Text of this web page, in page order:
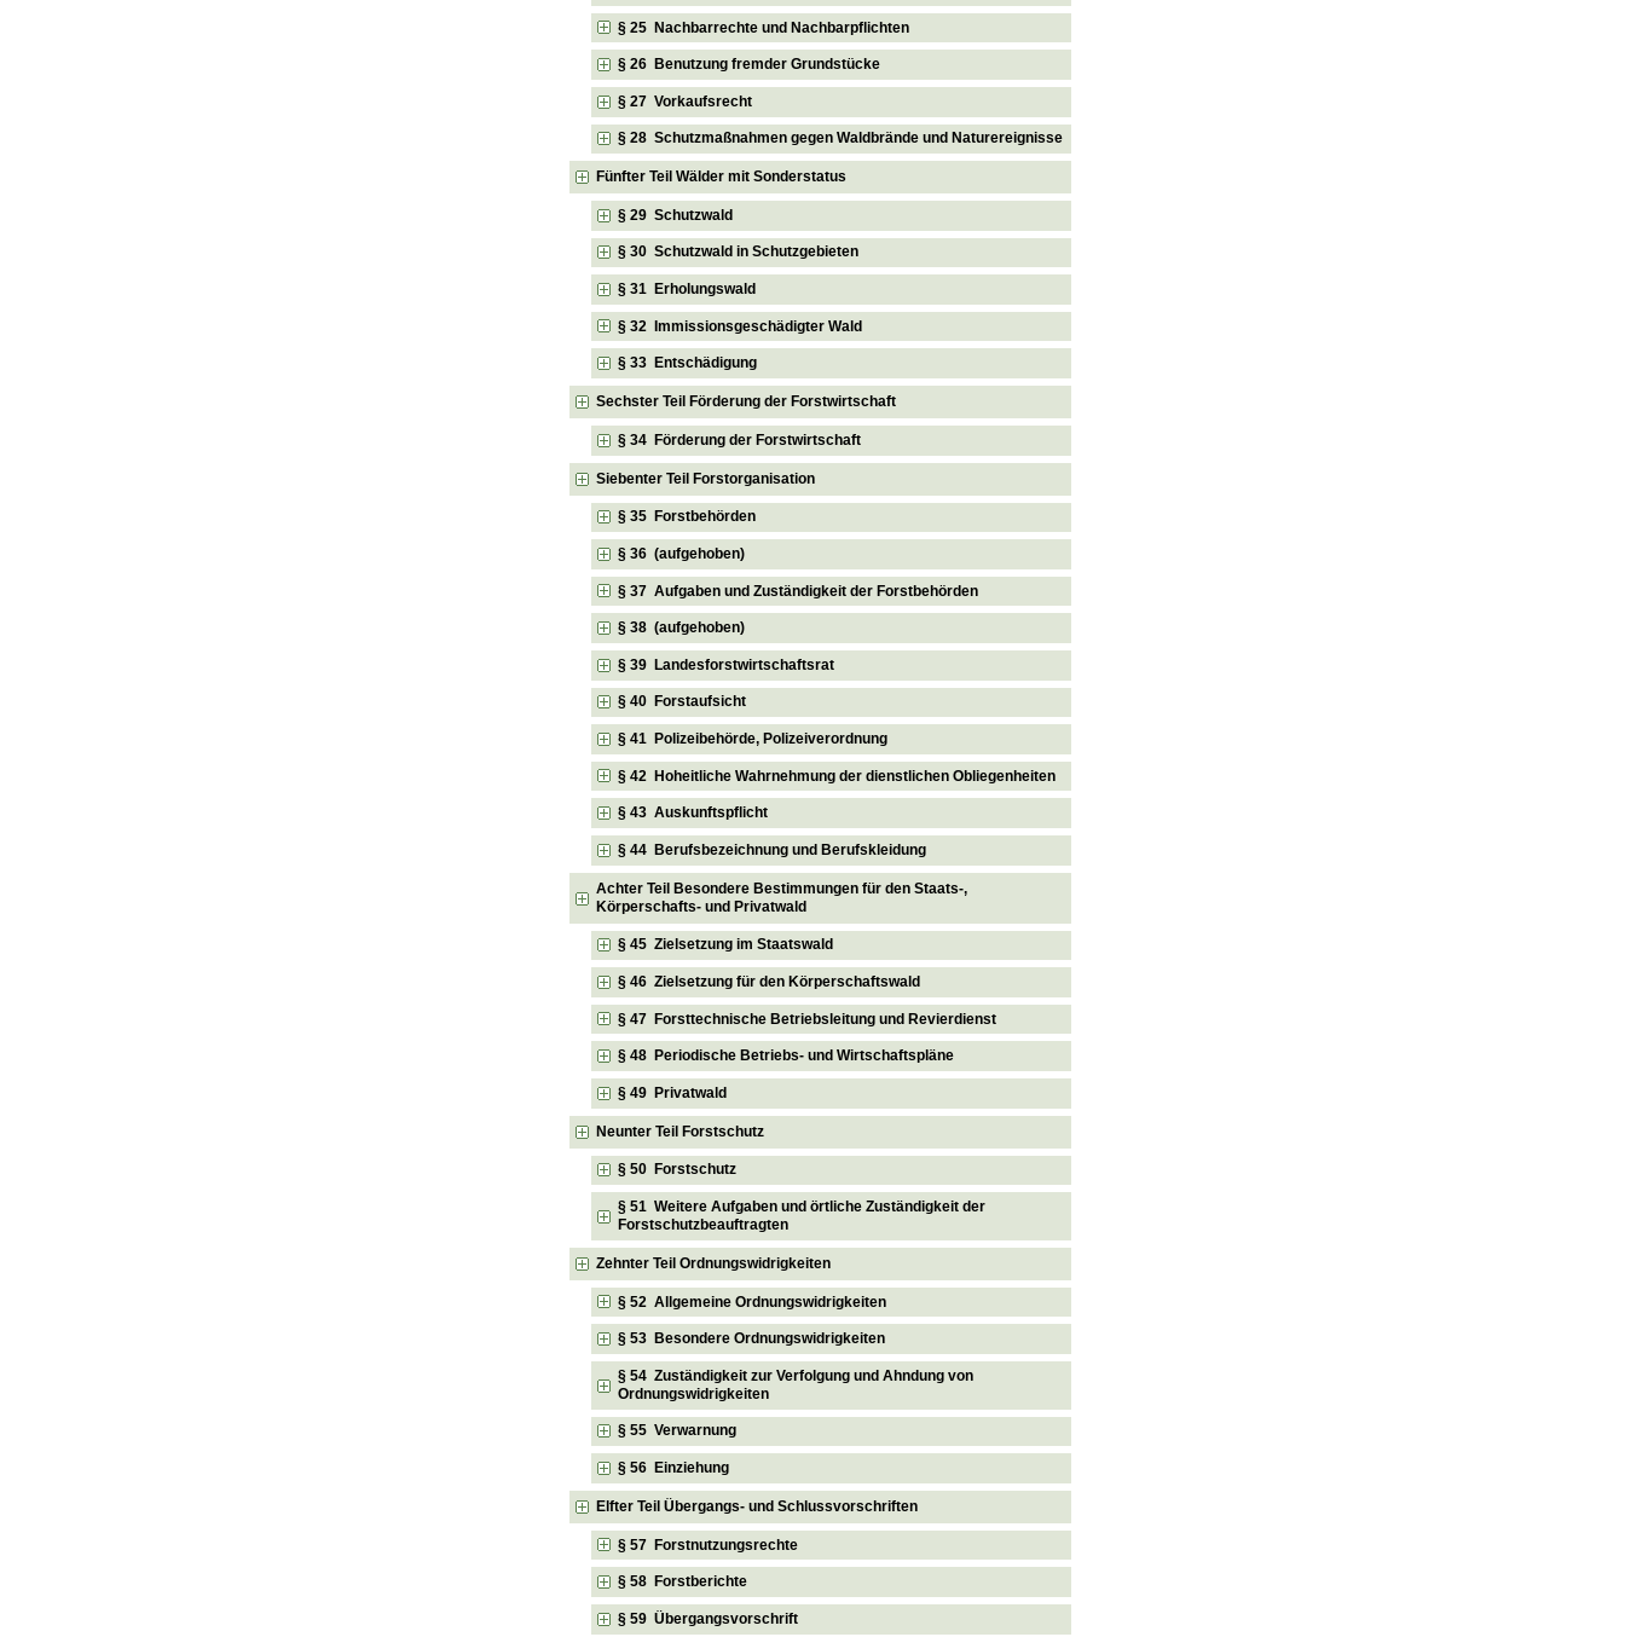
§ 25 Nachbarrechte und Nachbarpflichten
§ 26 Benutzung fremder Grundstücke
§ 27 Vorkaufsrecht
§ 28 Schutzmaßnahmen gegen Waldbrände und Naturereignisse
Fünfter Teil Wälder mit Sonderstatus
§ 29 Schutzwald
§ 30 Schutzwald in Schutzgebieten
§ 31 Erholungswald
§ 32 Immissionsgeschädigter Wald
§ 33 Entschädigung
Sechster Teil Förderung der Forstwirtschaft
§ 34 Förderung der Forstwirtschaft
Siebenter Teil Forstorganisation
§ 35 Forstbehörden
§ 36 (aufgehoben)
§ 37 Aufgaben und Zuständigkeit der Forstbehörden
§ 38 (aufgehoben)
§ 39 Landesforstwirtschaftsrat
§ 40 Forstaufsicht
§ 41 Polizeibehörde, Polizeiverordnung
§ 42 Hoheitliche Wahrnehmung der dienstlichen Obliegenheiten
§ 43 Auskunftspflicht
§ 44 Berufsbezeichnung und Berufskleidung
Achter Teil Besondere Bestimmungen für den Staats-,
Körperschafts- und Privatwald
§ 45 Zielsetzung im Staatswald
§ 46 Zielsetzung für den Körperschaftswald
§ 47 Forsttechnische Betriebsleitung und Revierdienst
§ 48 Periodische Betriebs- und Wirtschaftspläne
§ 49 Privatwald
Neunter Teil Forstschutz
§ 50 Forstschutz
§ 51 Weitere Aufgaben und örtliche Zuständigkeit der
Forstschutzbeauftragten
Zehnter Teil Ordnungswidrigkeiten
§ 52 Allgemeine Ordnungswidrigkeiten
§ 53 Besondere Ordnungswidrigkeiten
§ 54 Zuständigkeit zur Verfolgung und Ahndung von
Ordnungswidrigkeiten
§ 55 Verwarnung
§ 56 Einziehung
Elfter Teil Übergangs- und Schlussvorschriften
§ 57 Forstnutzungsrechte
§ 58 Forstberichte
§ 59 Übergangsvorschrift